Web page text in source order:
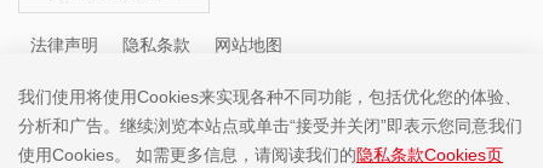
法律声明 隐私条款 网站地图
咨询热线 ： +86 (755) 8671 5143
我们使用将使用Cookies来实现各种不同功能，包括优化您的体验、
分析和广告。继续浏览本站点或单击“接受并关闭”即表示您同意我们
使用Cookies。 如需更多信息，请阅读我们的隐私条款Cookies页